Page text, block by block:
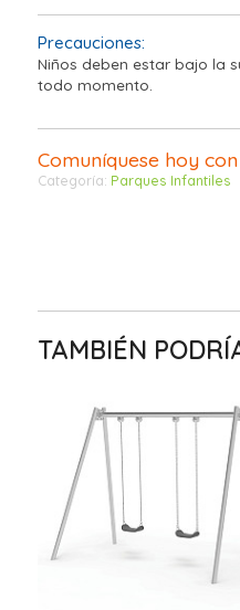
Precauciones:
Niños deben estar bajo la
todo momento.
Comuníquese hoy
Categoría: Parques Infantiles
TAMBIÉN